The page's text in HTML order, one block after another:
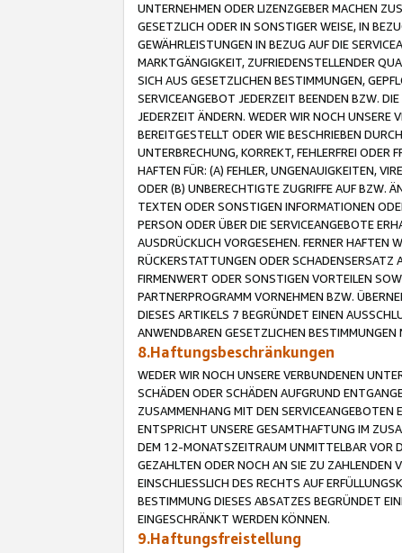
UNTERNEHMEN ODER LIZENZGEBER MACHEN
GESETZLICH ODER IN SONSTIGER WEISE, IN
GEWÄHRLEISTUNGEN IN BEZUG AUF DIE
MARKTGÄNGIGKEIT, ZUFRIEDENSTELLENDER
SICH AUS GESETZLICHEN BESTIMMUNGEN,
SERVICEANGEBOT JEDERZEIT BEENDEN BZW.
JEDERZEIT ÄNDERN. WEDER WIR NOCH UNSERE
BEREITGESTELLT ODER WIE BESCHRIEBEN
UNTERBRECHUNG, KORREKT, FEHLERFREI
HAFTEN FÜR: (A) FEHLER, UNGENAUIGKEITEN,
ODER (B) UNBERECHTIGTE ZUGRIFFE AUF BZW.
TEXTEN ODER SONSTIGEN INFORMATIONEN
PERSON ODER ÜBER DIE SERVICEANGEBOTE
AUSDRÜCKLICH VORGESEHEN. FERNER HAFTEN
RÜCKERSTATTUNGEN ODER SCHADENSERSATZ
FIRMENWERT ODER SONSTIGEN VORTEILEN
PARTNERPROGRAMM VORNEHMEN BZW.
DIESES ARTIKELS 7 BEGRÜNDET EINEN
ANWENDBAREN GESETZLICHEN
8.Haftungsbeschränkungen
WEDER WIR NOCH UNSERE VERBUNDENEN
SCHÄDEN ODER SCHÄDEN AUFGRUND
ZUSAMMENHANG MIT DEN SERVICEANGEBOTEN
ENTSPRICHT UNSERE GESAMTHAFTUNG IM
DEM 12-MONATSZEITRAUM UNMITTELBAR VOR
GEZAHLTEN ODER NOCH AN SIE ZU ZAHLENDEN
EINSCHLIESSLICH DES RECHTS AUF
BESTIMMUNG DIESES ABSATZES BEGRÜNDET
EINGESCHRÄNKT WERDEN KÖNNEN.
9.Haftungsfreistellung